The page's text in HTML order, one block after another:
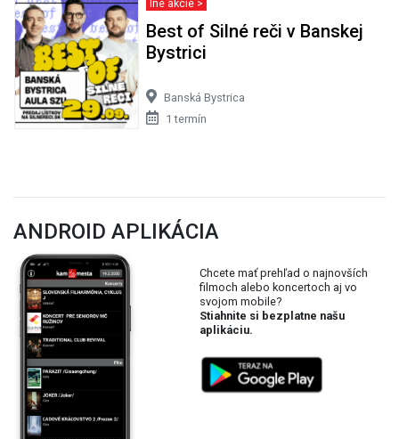
Iné akcie >
Best of Silné reči v Banskej
Bystrici
Banská Bystrica
1 termín
ANDROID APLIKÁCIA
Chcete mať prehľad o najnovších
filmoch alebo koncertoch aj vo
svojom mobile?
Stiahnite si bezplatne našu
aplikáciu.